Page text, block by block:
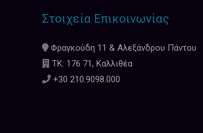
Στοιχεία Επικοινωνίας
Φραγκούδη 11 & Αλεξάνδρου Πάντου
ΤΚ: 176 71, Καλλιθέα
+30 210.9098.000